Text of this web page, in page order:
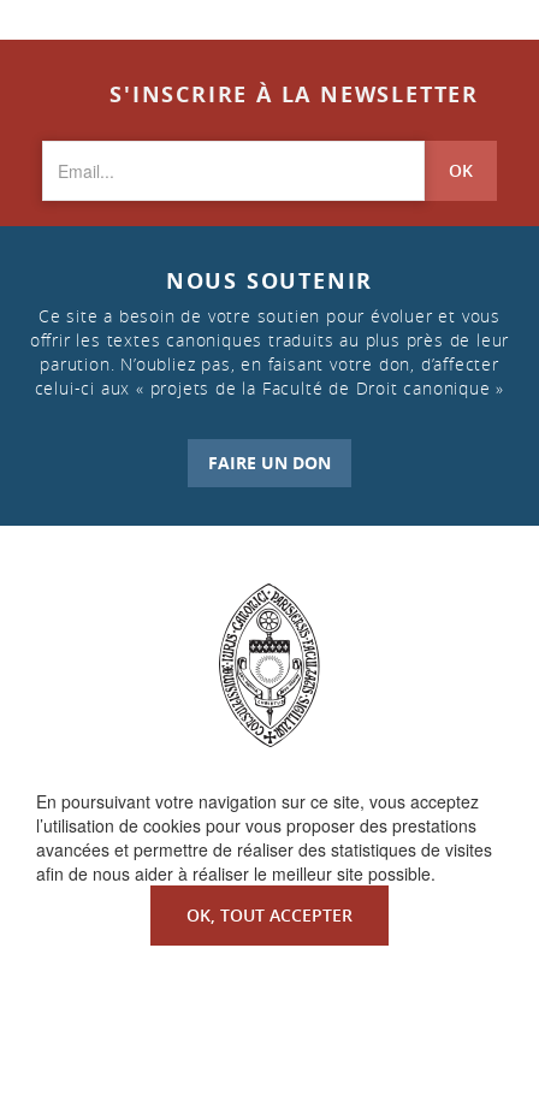
En poursuivant votre navigation sur ce site, vous acceptez
l’utilisation de cookies pour vous proposer des prestations
avancées et permettre de réaliser des statistiques de visites
afin de nous aider à réaliser le meilleur site possible.
OK, TOUT ACCEPTER
S'INSCRIRE À LA NEWSLETTER
OK
NOUS SOUTENIR
Ce site a besoin de votre soutien pour évoluer et vous
offrir les textes canoniques traduits au plus près de leur
parution. N’oubliez pas, en faisant votre don, d’affecter
celui-ci aux « projets de la Faculté de Droit canonique »
FAIRE UN DON
QUI SOMMES-NOUS ?
La Faculté de Droit canonique
Partenaires / mécènes
MENTIONS LÉGALES